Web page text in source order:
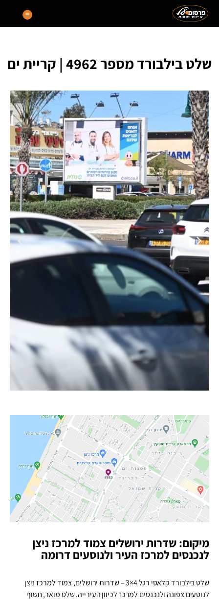
שלט בילבורד מספר 4962 | קריית ים
מיקום: שדרות ירושלים צמוד למרכז ניצן
לנכנסים למרכז העיר ולנוסעים דרומה
שלט בילבורד קלאסי רגל 4×3 – שדרות ירושלים, צמוד למרכז ניצן
לנוסעים צפונה ולנכנסים למרכז לכיוון העירייה. שלט מואר, חשוף